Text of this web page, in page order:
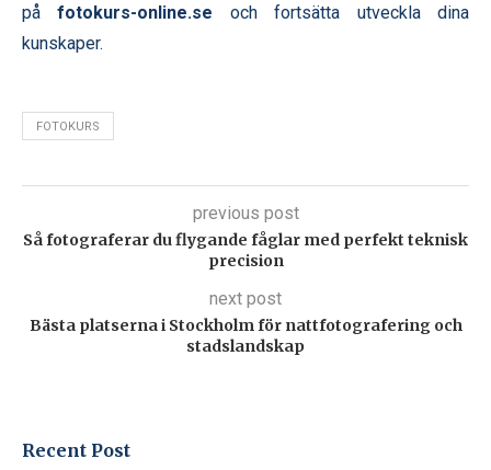
påfotokurs-online.se och fortsätta utveckla dina
kunskaper.
FOTOKURS
previous post
Så fotograferar du flygande fåglar med perfekt teknisk
precision
next post
Bästa platserna i Stockholm för nattfotografering och
stadslandskap
Recent Post